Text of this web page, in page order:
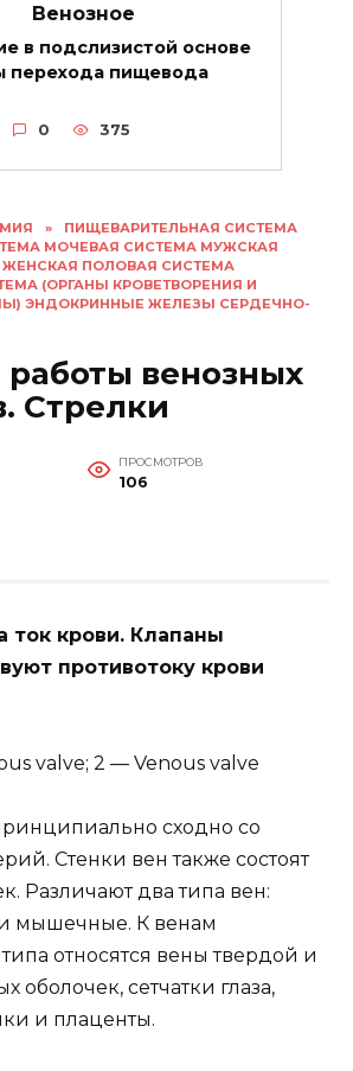
»
ПИЩЕВАРИТЕЛЬНАЯ СИСТЕМА
МОЧЕВАЯ СИСТЕМА МУЖСКАЯ
ПОЛОВАЯ СИСТЕМА
(ОРГАНЫ КРОВЕТВОРЕНИЯ И
ЭНДОКРИННЫЕ ЖЕЛЕЗЫ СЕРДЕЧНО-
венозных
Стрелки
ПРОСМОТРОВ
106
ток крови. Клапаны
противотоку крови
valve; 2 — Venous valve
сходно со
Стенки вен также состоят
Различают два типа вен:
мышечные. К венам
относятся вены твердой и
оболочек, сетчатки глаза,
и плаценты.
Венозное
в подслизистой основе
перехода пищевода
0 375